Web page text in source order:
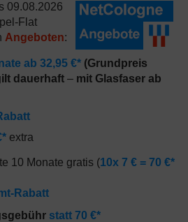
09.08.2026
Flat
Angeboten:
ab 32,95 €* (Grundpreis
dauerhaft – mit Glasfaser ab
extra
10 Monate gratis (10x 7 € = 70 €*
Rabatt
statt 70 €*